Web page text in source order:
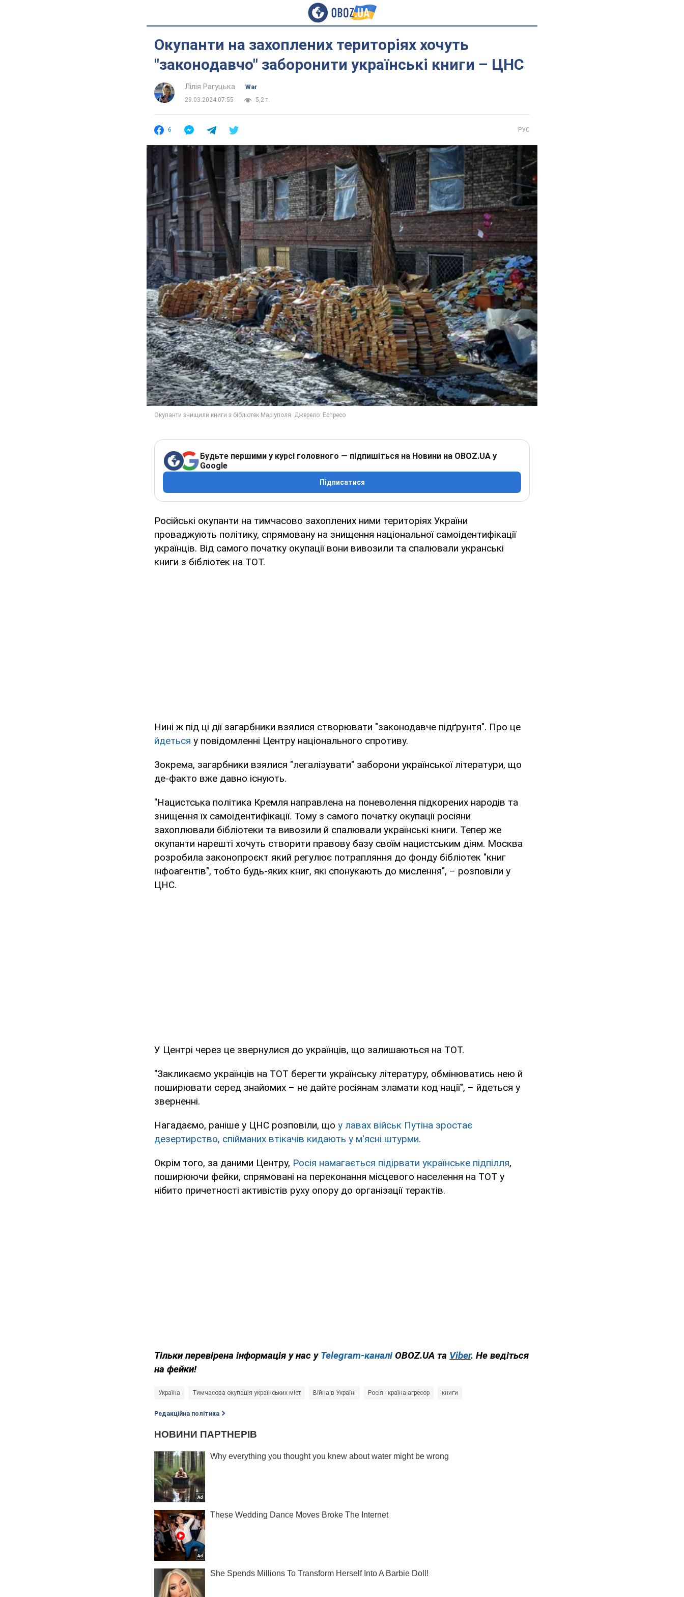
Окупанти на захоплених територіях хочуть
"законодавчо" заборонити українські книги – ЦНС
Лілія Рагуцька
War
29.03.2024 07:55
5,2 т.
6 РУС
Будьте першими у курсі головного — підпишіться на Новини на OBOZ.UA у
Google
Підписатися
Російські окупанти на тимчасово захоплених ними територіях України
проваджують політику, спрямовану на знищення національної самоідентифікації
українців. Від самого початку окупації вони вивозили та спалювали укранські
книги з бібліотек на ТОТ.
Нині ж під ці дії загарбники взялися створювати "законодавче підґрунтя". Про це
йдеться у повідомленні Центру національного спротиву.
Зокрема, загарбники взялися "легалізувати" заборони української літератури, що
де-факто вже давно існують.
"Нацистська політика Кремля направлена на поневолення підкорених народів та
знищення їх самоідентифікації. Тому з самого початку окупації росіяни
захоплювали бібліотеки та вивозили й спалювали українські книги. Тепер же
окупанти нарешті хочуть створити правову базу своїм нацистським діям. Москва
розробила законопроєкт який регулює потрапляння до фонду бібліотек "книг
інфоагентів", тобто будь-яких книг, які спонукають до мислення", – розповіли у
ЦНС.
У Центрі через це звернулися до українців, що залишаються на ТОТ.
"Закликаємо українців на ТОТ берегти українську літературу, обмінюватись нею й
поширювати серед знайомих – не дайте росіянам зламати код нації", – йдеться у
зверненні.
Нагадаємо, раніше у ЦНС розповіли, що у лавах військ Путіна зростає
дезертирство, спійманих втікачів кидають у м'ясні штурми.
Окрім того, за даними Центру, Росія намагається підірвати українське підпілля,
поширюючи фейки, спрямовані на переконання місцевого населення на ТОТ у
нібито причетності активістів руху опору до організації терактів.
Тільки перевірена інформація у нас у Telegram-каналі OBOZ.UA та Viber. Не ведіться
на фейки!
Україна Тимчасова окупація українських міст Війна в Україні Росія - країна-агресор книги
Редакційна політика